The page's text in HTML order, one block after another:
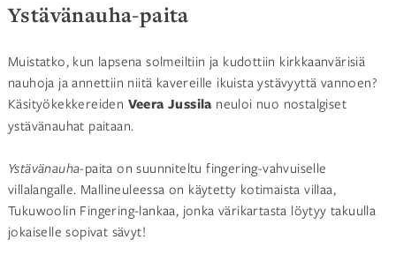
Ystävänauha-paita
Muistatko, kun lapsena solmeiltiin ja kudottiin kirkkaanvärisiä
nauhoja ja annettiin niitä kavereille ikuista ystävyyttä vannoen?
Käsityökekkereiden Veera Jussila neuloi nuo nostalgiset
ystävänauhat paitaan.
Ystävänauha-paita on suunniteltu fingering-vahvuiselle
villalangalle. Mallineuleessa on käytetty kotimaista villaa,
Tukuwoolin Fingering-lankaa, jonka värikartasta löytyy takuulla
jokaiselle sopivat sävyt!